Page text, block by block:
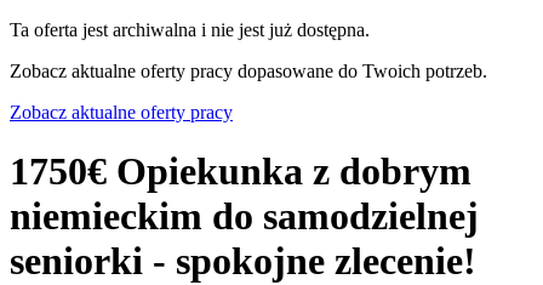
Ta oferta jest archiwalna i nie jest już dostępna.
Zobacz aktualne oferty pracy dopasowane do Twoich potrzeb.
Zobacz aktualne oferty pracy
1750€ Opiekunka z dobrym
niemieckim do samodzielnej
seniorki - spokojne zlecenie!